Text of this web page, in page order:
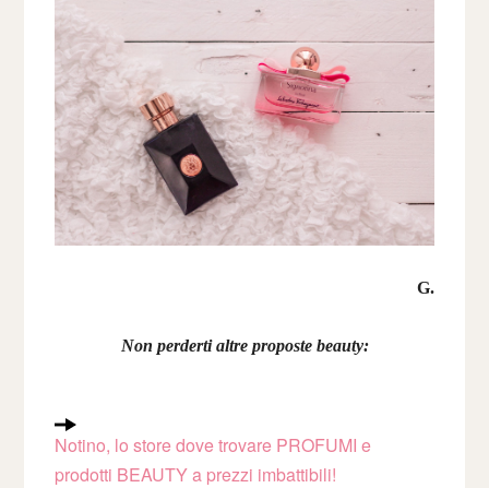
G.
Non perderti altre proposte beauty:
Notino, lo store dove trovare PROFUMI e
prodotti BEAUTY a prezzi imbattibili!